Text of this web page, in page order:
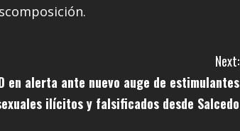
Next:
en alerta ante nuevo auge de estimulantes
ilícitos y falsificados desde Salcedo